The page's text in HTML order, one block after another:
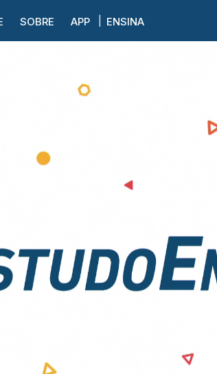
SOBRE APP ENSINA